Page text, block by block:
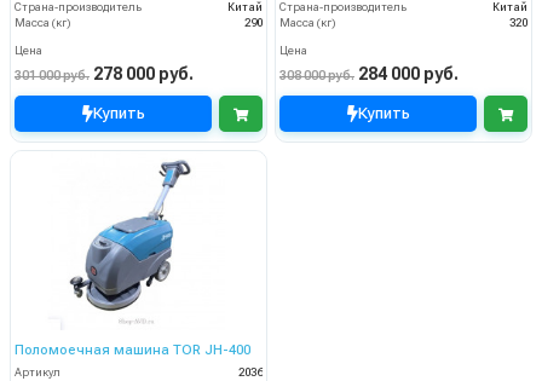
Страна-производитель
Китай
Масса (кг)
290
Цена
301 000 руб. 278 000 руб.
Купить
Страна-производитель
Китай
Масса (кг)
320
Цена
308 000 руб. 284 000 руб.
Купить
Поломоечная машина TOR JH-400
Артикул
2036